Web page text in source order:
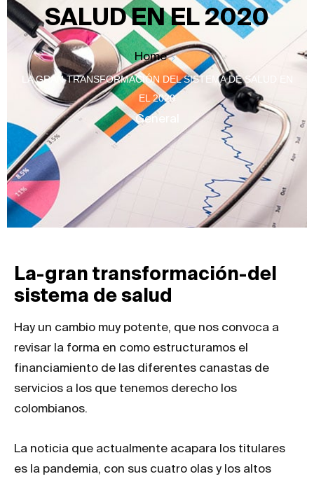
SALUD EN EL 2020
Home
LA GRAN TRANSFORMACIÓN DEL SISTEMA DE SALUD EN
EL 2020
General
La-gran transformación-del
sistema de salud
Hay un cambio muy potente, que nos convoca a
revisar la forma en como estructuramos el
financiamiento de las diferentes canastas de
servicios a los que tenemos derecho los
colombianos.
La noticia que actualmente acapara los titulares
es la pandemia, con sus cuatro olas y los altos